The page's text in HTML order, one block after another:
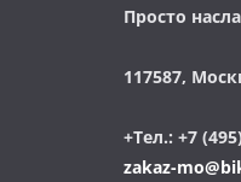
Просто
117587,
+Тел.: +7
zakaz-